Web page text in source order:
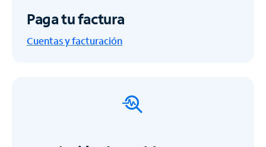
Paga tu factura
Cuentas y facturación